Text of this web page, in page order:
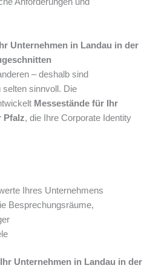
Unternehmen in Landau in der
– deshalb sind
sinnvoll. Die
Messestände für Ihr
Pfalz, die Ihre Corporate Identity
Ihres Unternehmens
Besprechungsräume,
Unternehmen in Landau in der